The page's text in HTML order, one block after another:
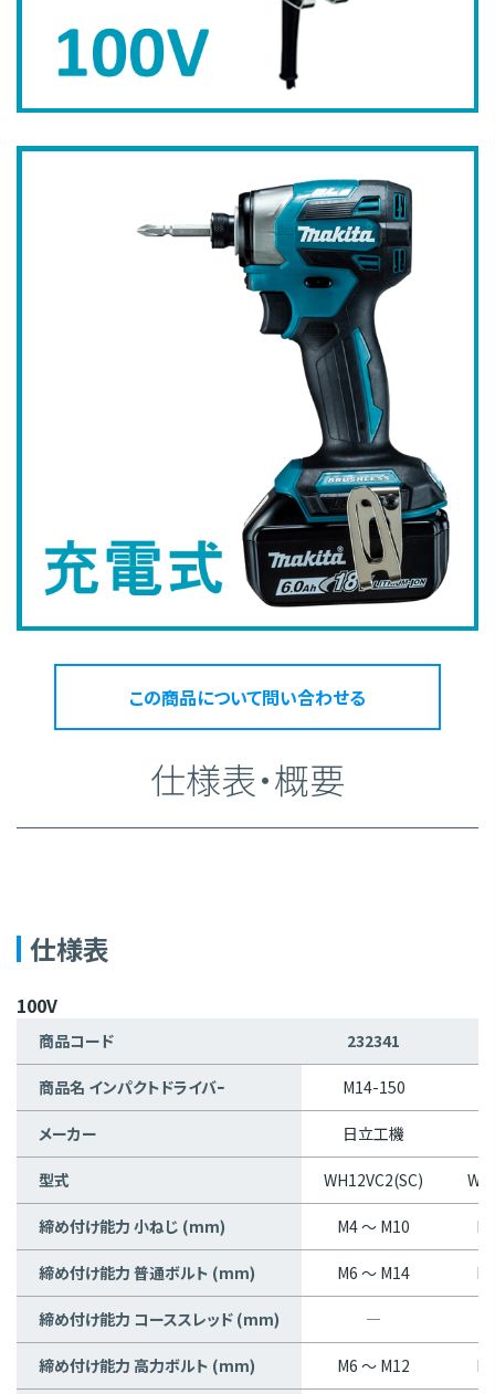
この商品について問い合わせる
仕様表・概要
仕様表
100V
商品コード 232341
商品名 インパクトドライバｰ M14-150
メーカー 日立工機
型式 WH12VC2(SC)
締め付け能力 小ねじ (mm) M4 ～ M10
締め付け能力 普通ボルト (mm) M6 ～ M14
締め付け能力 コーススレッド (mm) ―
締め付け能力 高力ボルト (mm) M6 ～ M12